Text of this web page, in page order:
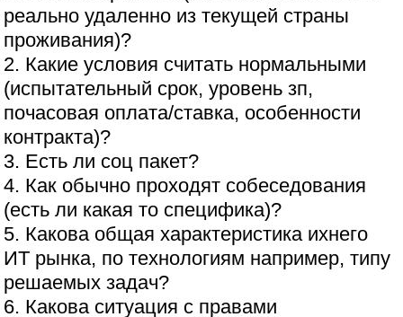
реально удаленно из текущей страны
проживания)?
2. Какие условия считать нормальными
(испытательный срок, уровень зп,
почасовая оплата/ставка, особенности
контракта)?
3. Есть ли соц пакет?
4. Как обычно проходят собеседования
(есть ли какая то специфика)?
5. Какова общая характеристика ихнего
ИТ рынка, по технологиям например, типу
решаемых задач?
6. Какова ситуация с правами